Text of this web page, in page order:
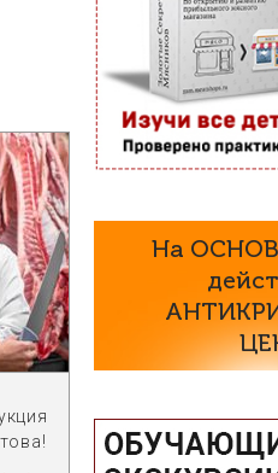
На